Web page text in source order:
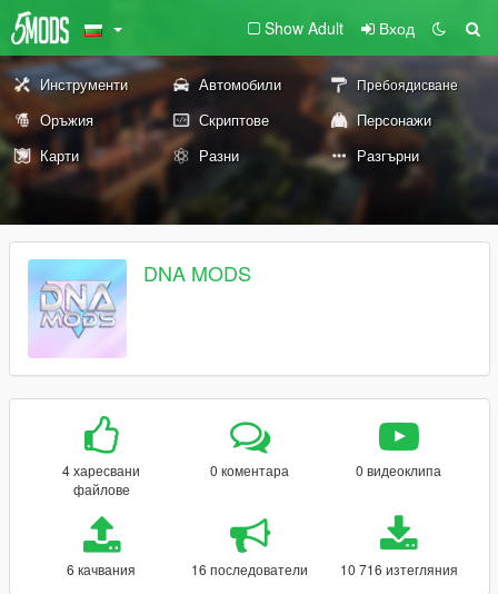
Show Adult Вход
Инструменти Автомобили Пребоядисване
Оръжия Скриптове
Персонажи
Карти
Разни Разгърни
DNA MODS
4 харесвани
файлове
0 коментара 0 видеоклипа
6 качвания 16 последователи 10 716 изтегляния